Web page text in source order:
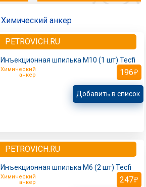
Химический анкер
PETROVICH.RU
Инъекционная шпилька M10 (1 шт) Tecfi
Химический
анкер
196
Добавить в список
PETROVICH.RU
Инъекционная шпилька M6 (2 шт) Tecfi
Химический
анкер
247